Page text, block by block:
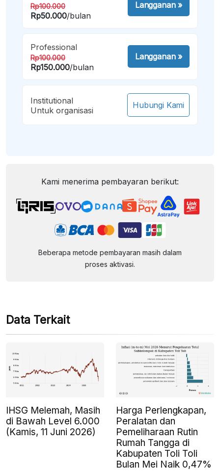
Rp100.000
Rp50.000/bulan
Langganan»
Professional
Rp100.000
Rp150.000/bulan
Langganan»
Institutional
Untuk organisasi
Hubungi Kami
Kami menerima pembayaran berikut:
Beberapa metode pembayaran masih dalam
proses aktivasi.
Data Terkait
IHSG Melemah, Masih
di Bawah Level 6.000
(Kamis, 11 Juni 2026)
Harga Perlengkapan,
Peralatan dan
Pemeliharaan Rutin
Rumah Tangga di
Kabupaten Toli Toli
Bulan Mei Naik 0,47%